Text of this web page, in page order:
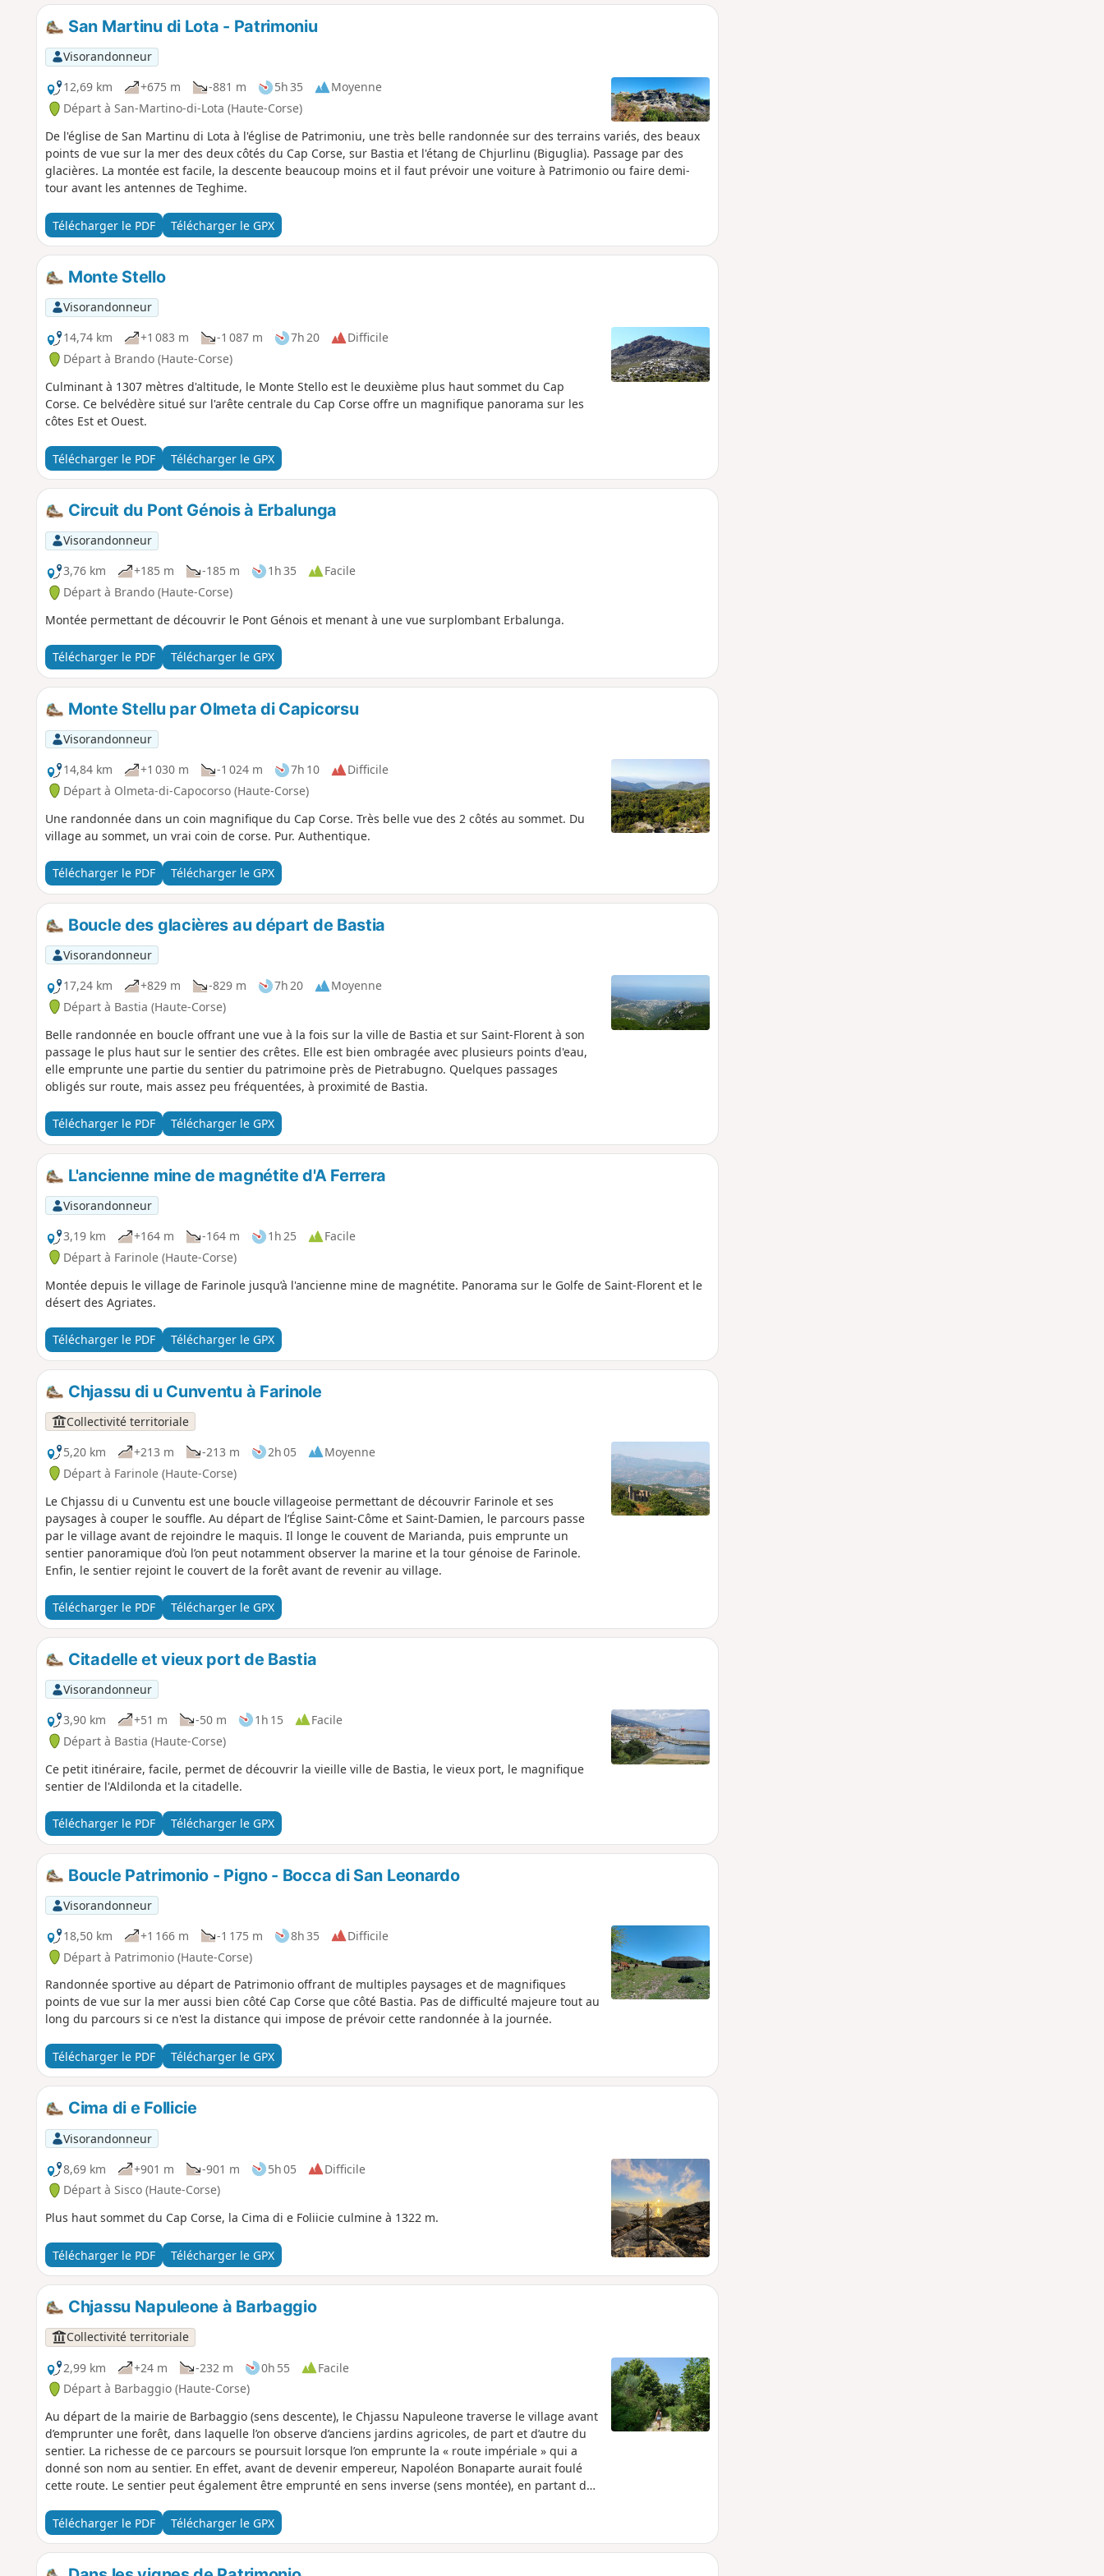
San Martinu di Lota - Patrimoniu
Visorandonneur
12,69 km
+675 m -881 m 5h 35
Moyenne
Départ à San-Martino-di-Lota (Haute-Corse)
De l'église de San Martinu di Lota à l'église de Patrimoniu, une très belle randonnée sur des terrains variés, des beaux
points de vue sur la mer des deux côtés du Cap Corse, sur Bastia et l'étang de Chjurlinu (Biguglia). Passage par des
glacières. La montée est facile, la descente beaucoup moins et il faut prévoir une voiture à Patrimonio ou faire demi-
tour avant les antennes de Teghime.
Télécharger le PDF Télécharger le GPX
Monte Stello
Visorandonneur
14,74 km
+1 083 m -1 087 m 7h 20
Difficile
Départ à Brando (Haute-Corse)
Culminant à 1307 mètres d'altitude, le Monte Stello est le deuxième plus haut sommet du Cap
Corse. Ce belvédère situé sur l'arête centrale du Cap Corse offre un magnifique panorama sur les
côtes Est et Ouest.
Télécharger le PDF Télécharger le GPX
Circuit du Pont Génois à Erbalunga
Visorandonneur
3,76 km
+185 m -185 m 1h 35
Facile
Départ à Brando (Haute-Corse)
Montée permettant de découvrir le Pont Génois et menant à une vue surplombant Erbalunga.
Télécharger le PDF Télécharger le GPX
Monte Stellu par Olmeta di Capicorsu
Visorandonneur
14,84 km
+1 030 m -1 024 m 7h 10
Difficile
Départ à Olmeta-di-Capocorso (Haute-Corse)
Une randonnée dans un coin magnifique du Cap Corse. Très belle vue des 2 côtés au sommet. Du
village au sommet, un vrai coin de corse. Pur. Authentique.
Télécharger le PDF Télécharger le GPX
Boucle des glacières au départ de Bastia
Visorandonneur
17,24 km
+829 m -829 m 7h 20
Moyenne
Départ à Bastia (Haute-Corse)
Belle randonnée en boucle offrant une vue à la fois sur la ville de Bastia et sur Saint-Florent à son
passage le plus haut sur le sentier des crêtes. Elle est bien ombragée avec plusieurs points d'eau,
elle emprunte une partie du sentier du patrimoine près de Pietrabugno. Quelques passages
obligés sur route, mais assez peu fréquentées, à proximité de Bastia.
Télécharger le PDF Télécharger le GPX
L'ancienne mine de magnétite d'A Ferrera
Visorandonneur
3,19 km
+164 m -164 m 1h 25
Facile
Départ à Farinole (Haute-Corse)
Montée depuis le village de Farinole jusqu’à l'ancienne mine de magnétite. Panorama sur le Golfe de Saint-Florent et le
désert des Agriates.
Télécharger le PDF Télécharger le GPX
Chjassu di u Cunventu à Farinole
Collectivité territoriale
5,20 km
+213 m -213 m 2h 05
Moyenne
Départ à Farinole (Haute-Corse)
Le Chjassu di u Cunventu est une boucle villageoise permettant de découvrir Farinole et ses
paysages à couper le souffle. Au départ de l’Église Saint-Côme et Saint-Damien, le parcours passe
par le village avant de rejoindre le maquis. Il longe le couvent de Marianda, puis emprunte un
sentier panoramique d’où l’on peut notamment observer la marine et la tour génoise de Farinole.
Enfin, le sentier rejoint le couvert de la forêt avant de revenir au village.
Télécharger le PDF Télécharger le GPX
Citadelle et vieux port de Bastia
Visorandonneur
3,90 km
+51 m -50 m 1h 15
Facile
Départ à Bastia (Haute-Corse)
Ce petit itinéraire, facile, permet de découvrir la vieille ville de Bastia, le vieux port, le magnifique
sentier de l'Aldilonda et la citadelle.
Télécharger le PDF Télécharger le GPX
Boucle Patrimonio - Pigno - Bocca di San Leonardo
Visorandonneur
18,50 km
+1 166 m -1 175 m 8h 35
Difficile
Départ à Patrimonio (Haute-Corse)
Randonnée sportive au départ de Patrimonio offrant de multiples paysages et de magnifiques
points de vue sur la mer aussi bien côté Cap Corse que côté Bastia. Pas de difficulté majeure tout au
long du parcours si ce n'est la distance qui impose de prévoir cette randonnée à la journée.
Télécharger le PDF Télécharger le GPX
Cima di e Follicie
Visorandonneur
8,69 km
+901 m -901 m 5h 05
Difficile
Départ à Sisco (Haute-Corse)
Plus haut sommet du Cap Corse, la Cima di e Foliicie culmine à 1322 m.
Télécharger le PDF Télécharger le GPX
Chjassu Napuleone à Barbaggio
Collectivité territoriale
2,99 km
+24 m -232 m 0h 55
Facile
Départ à Barbaggio (Haute-Corse)
Au départ de la mairie de Barbaggio (sens descente), le Chjassu Napuleone traverse le village avant
d’emprunter une forêt, dans laquelle l’on observe d’anciens jardins agricoles, de part et d’autre du
sentier. La richesse de ce parcours se poursuit lorsque l’on emprunte la « route impériale » qui a
donné son nom au sentier. En effet, avant de devenir empereur, Napoléon Bonaparte aurait foulé
cette route. Le sentier peut également être emprunté en sens inverse (sens montée), en partant du
le trajet en aller simple, c'est-à-dire sans faire l'aller-retour, pensez à laisser une voiture au point de
départ, et une autre à l'arrivée.
Télécharger le PDF Télécharger le GPX